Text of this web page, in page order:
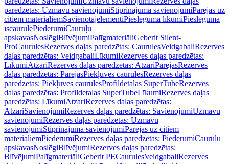
paredzētas: Uzmavu savienojumiStiprinājuma savienojumiPārejas uz
citiem materiāliemSavienotājelementiPieslēguma līkumiPieslēguma
īscaurulePiederumiCauruļu
apskavasNoslēgiBlīvējumiPalīgmateriāliGeberit Silent-
ProCaurulesRezerves daļas paredzētas: CaurulesVeidgabaliRezerves
daļas paredzētas: VeidgabaliLīkumiRezerves daļas paredzētas:
LīkumiAtzariRezerves daļas paredzētas: AtzariPārejasRezerves
daļas paredzētas: PārejasPiekļuves caurulesRezerves daļas
paredzētas: Piekļuves caurulesProfildetaļas SuperTubeRezerves
daļas paredzētas: Profildetaļas SuperTubeLīkumiRezerves daļas
paredzētas: LīkumiAtzariRezerves daļas paredzētas:
AtzariSavienojumiRezerves daļas paredzētas: SavienojumiUzmavu
savienojumiRezerves daļas paredzētas: Uzmavu
savienojumiStiprinājuma savienojumiPārejas uz citiem
materiāliemPiederumiRezerves daļas paredzētas: PiederumiCauruļu
apskavasNoslēgiBlīvējumiRezerves daļas paredzētas:
BlīvējumiPalīgmateriāliGeberit PECaurulesVeidgabaliRezerves